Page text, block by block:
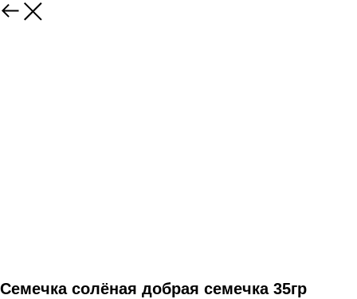
Семечка солёная добрая семечка 35гр